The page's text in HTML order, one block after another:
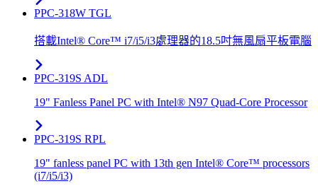
PPC-318W TGL
搭載Intel® Core™ i7/i5/i3處理器的18.5吋無風扇平板電腦
PPC-319S ADL
19" Fanless Panel PC with Intel® N97 Quad-Core Processor
PPC-319S RPL
19" fanless panel PC with 13th gen Intel® Core™ processors
(i7/i5/i3)